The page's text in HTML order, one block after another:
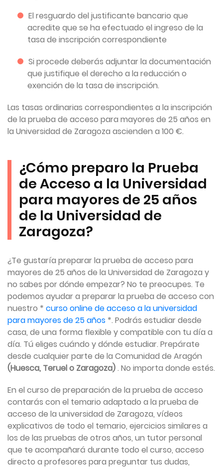
El resguardo del justificante bancario que
acredite que se ha efectuado el ingreso de la
tasa de inscripción correspondiente
Si procede deberás adjuntar la documentación
que justifique el derecho a la reducción o
exención de la tasa de inscripción.
Las tasas ordinarias correspondientes a la inscripción
de la prueba de acceso para mayores de 25 años en
la Universidad de Zaragoza ascienden a 100 €.
¿Cómo preparo la Prueba
de Acceso a la Universidad
para mayores de 25 años
de la Universidad de
Zaragoza?
¿Te gustaría preparar la prueba de acceso para
mayores de 25 años de la Universidad de Zaragoza y
no sabes por dónde empezar? No te preocupes. Te
podemos ayudar a preparar la prueba de acceso con
nuestro * curso online de acceso a la universidad
para mayores de 25 años *. Podrás estudiar desde
casa, de una forma flexible y compatible con tu día a
día. Tú eliges cuándo y dónde estudiar. Prepárate
desde cualquier parte de la Comunidad de Aragón
(Huesca, Teruel o Zaragoza). No importa donde estés.
En el curso de preparación de la prueba de acceso
contarás con el temario adaptado a la prueba de
acceso de la universidad de Zaragoza, vídeos
explicativos de todo el temario, ejercicios similares a
los de las pruebas de otros años, un tutor personal
que te acompañará durante todo el curso, acceso
directo a profesores para preguntar tus dudas,